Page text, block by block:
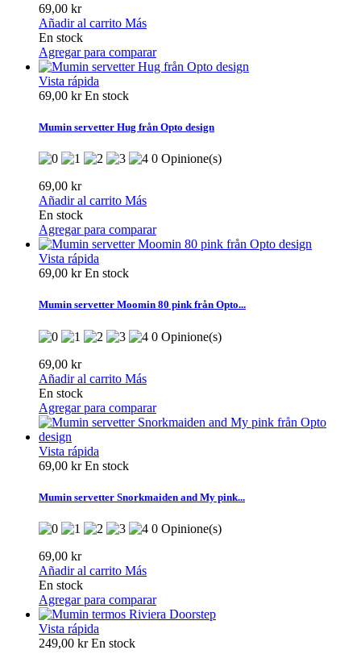
69,00 kr
Añadir al carrito Más
En stock
Agregar para comparar
Vista rápida
69,00 krEn stock
Mumin servetter Hug från Opto design
0 Opinione(s)
69,00 kr
Añadir al carrito Más
En stock
Agregar para comparar
Vista rápida
69,00 krEn stock
Mumin servetter Moomin 80 pink från Opto...
0 Opinione(s)
69,00 kr
Añadir al carrito Más
En stock
Agregar para comparar
Vista rápida
69,00 krEn stock
Mumin servetter Snorkmaiden and My pink...
0 Opinione(s)
69,00 kr
Añadir al carrito Más
En stock
Agregar para comparar
Vista rápida
249,00 krEn stock